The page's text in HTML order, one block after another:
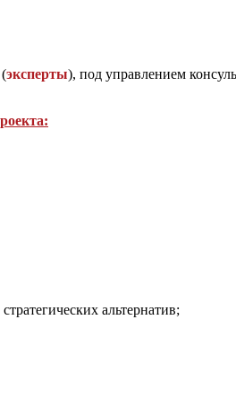
эксперты), под управлением
альтернатив;